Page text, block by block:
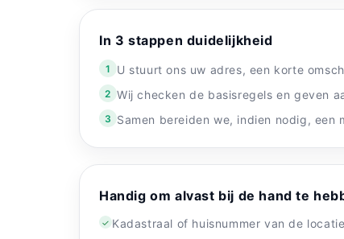
In 3 stappen duidelijkheid
1 U stuurt ons uw adres, een korte
2 Wij checken de basisregels en geven
3 Samen bereiden we, indien nodig,
Handig om alvast bij de hand te
✓ Kadastraal of huisnummer van de